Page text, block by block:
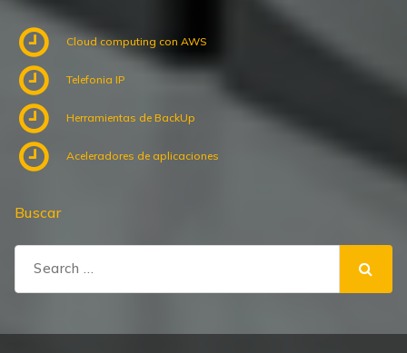
Cloud computing con AWS
Telefonia IP
Herramientas de BackUp
Aceleradores de aplicaciones
Buscar